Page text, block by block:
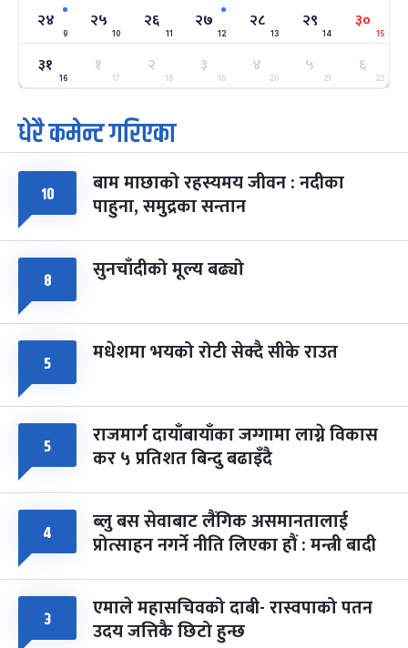
सोम फाल्गुन २४, २०८३- Mar 8, 2027
२५
मंगल
ग्याल्पो ल्होसार
फाल्गुन २५, २०८३ Mar 9, 2027
७ महिना बाँकी
७
आइत
पूर्णिमा व्रत
चैत्र ७, २०८३-Mar 21, 2027
८ फागुपूर्णिमा
चैत्र ८, २०८३-Mar 22, 2027
७ महिना बाँकी
२४
9
२५
10
२६
11
२७
12
२८
13
२९
14
३०
15
३१
16
१
17
२
18
३
19
४
20
५
21
६
22
धेरै कमेन्ट गरिएका
१० बाम माछाको रहस्यमय जीवन : नदीका
पाहुना, समुद्रका सन्तान
८ सुनचाँदीको मूल्य बढ्यो
५ मधेशमा भयको रोटी सेक्दै सीके राउत
५ राजमार्ग दायाँबायाँका जग्गामा लाग्ने विकास
कर ५ प्रतिशत बिन्दु बढाइँदै
४ ब्लु बस सेवाबाट लैंगिक असमानतालाई
प्रोत्साहन नगर्ने नीति लिएका हौं : मन्त्री बादी
३ एमाले महासचिवको दाबी- रास्वपाको पतन
उदय जत्तिकै छिटो हुन्छ